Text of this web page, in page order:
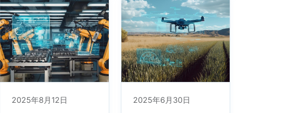
2025年8月12日 2025年6月30日